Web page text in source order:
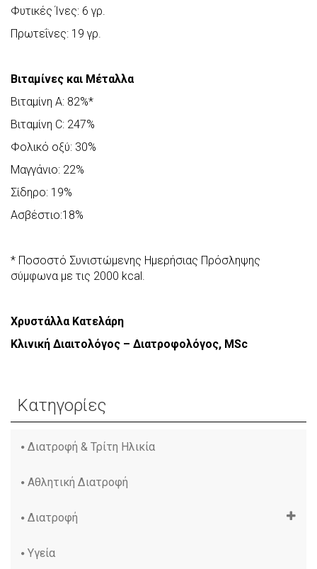
Φυτικές Ίνες: 6 γρ.
Πρωτεΐνες: 19 γρ.
Βιταμίνες και Μέταλλα
Βιταμίνη Α: 82%*
Βιταμίνη C: 247%
Φολικό οξύ: 30%
Μαγγάνιο: 22%
Σίδηρο: 19%
Ασβέστιο:18%
* Ποσοστό Συνιστώμενης Ημερήσιας Πρόσληψης
σύμφωνα με τις 2000 kcal.
Χρυστάλλα Κατελάρη
Κλινική Διαιτολόγος – Διατροφολόγος, MSc
Κατηγορίες
Διατροφή & Τρίτη Ηλικία
Αθλητική Διατροφή
Διατροφή
Υγεία